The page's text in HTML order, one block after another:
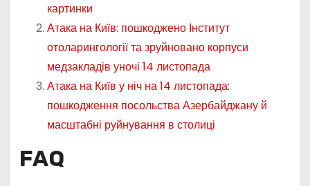
картинки
Атака на Київ: пошкоджено Інститут
отоларингології та зруйновано корпуси
медзакладів уночі 14 листопада
Атака на Київ у ніч на 14 листопада:
пошкодження посольства Азербайджану й
масштабні руйнування в столиці
FAQ